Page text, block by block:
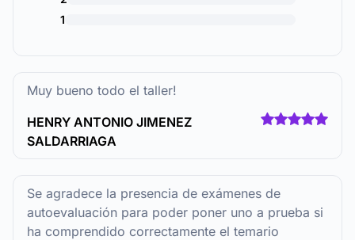
1
Muy bueno todo el taller!
HENRY ANTONIO JIMENEZ
SALDARRIAGA
Se agradece la presencia de exámenes de
autoevaluación para poder poner uno a prueba si
ha comprendido correctamente el temario